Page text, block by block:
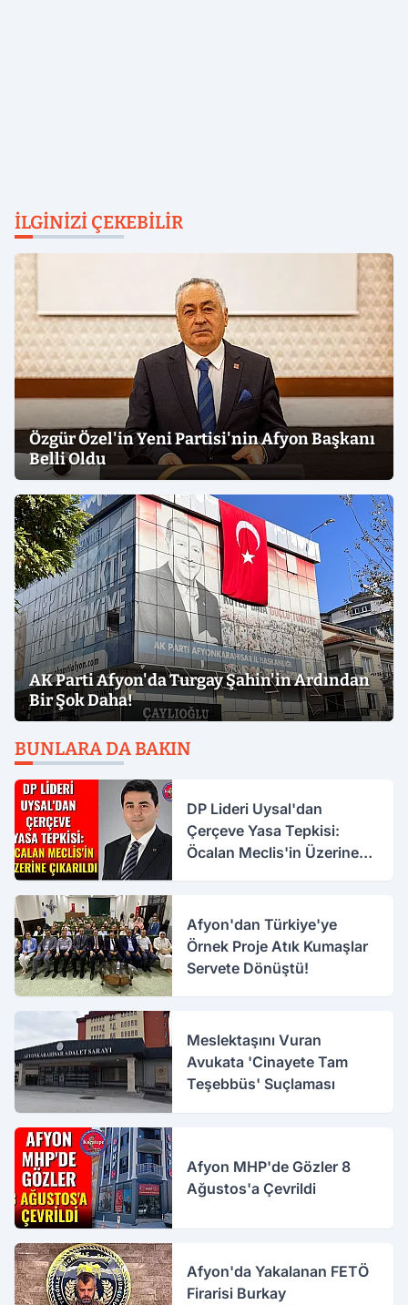
İLGINIZI ÇEKEBILIR
Özgür Özel'in Yeni Partisi'nin Afyon Başkanı
Belli Oldu
AK Parti Afyon'da Turgay Şahin'in Ardından
Bir Şok Daha!
BUNLARA DA BAKIN
DP Lideri Uysal'dan
Çerçeve Yasa Tepkisi:
Öcalan Meclis'in Üzerine
Afyon'dan Türkiye'ye
Örnek Proje Atık Kumaşlar
Servete Dönüştü!
Meslektaşını Vuran
Avukata 'Cinayete Tam
Teşebbüs' Suçlaması
Afyon MHP'de Gözler 8
Ağustos'a Çevrildi
Afyon'da Yakalanan FETÖ
Firarisi Burkay